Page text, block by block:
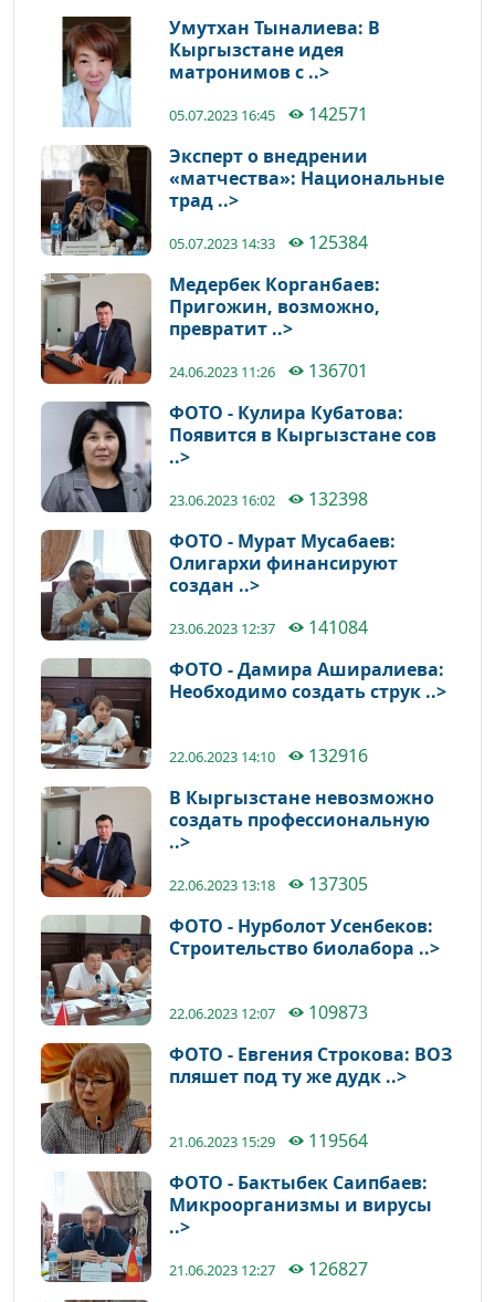
Умутхан Тыналиева: В
Кыргызстане идея
матронимов с ..>
05.07.2023 16:45
142571
Эксперт о внедрении
«матчества»: Национальные
трад ..>
05.07.2023 14:33
125384
Медербек Корганбаев:
Пригожин, возможно,
превратит ..>
24.06.2023 11:26
136701
ФОТО - Кулира Кубатова:
Появится в Кыргызстане сов
..>
23.06.2023 16:02
132398
ФОТО - Мурат Мусабаев:
Олигархи финансируют
создан ..>
23.06.2023 12:37
141084
ФОТО - Дамира Аширалиева:
Необходимо создать струк ..>
22.06.2023 14:10
132916
В Кыргызстане невозможно
создать профессиональную
..>
22.06.2023 13:18
137305
ФОТО - Нурболот Усенбеков:
Строительство биолабора ..>
22.06.2023 12:07
109873
ФОТО - Евгения Строкова: ВОЗ
пляшет под ту же дудк ..>
21.06.2023 15:29
119564
ФОТО - Бактыбек Саипбаев:
Микроорганизмы и вирусы
..>
21.06.2023 12:27
126827